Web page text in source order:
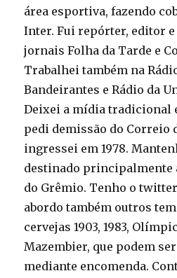
área esportiva, fazendo
Inter. Fui repórter, editor
jornais Folha da Tarde e
Trabalhei também na
Bandeirantes e Rádio da
Deixei a mídia tradicional
pedi demissão do Correio
ingressei em 1978.
destinado principalmente
do Grêmio. Tenho o
abordo também outros
cervejas 1903, 1983,
Mazembier, que podem
mediante encomenda.